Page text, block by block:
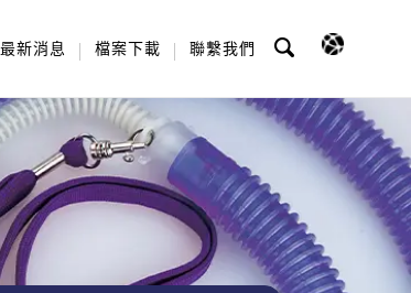
最新消息 檔案下載 聯繫我們